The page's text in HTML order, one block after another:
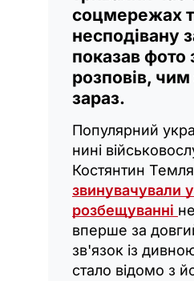
соцмережах
несподівану
показав фото
розповів,
зараз.
Популярний
нині
Костянтин
звинувачували
розбещуванні
вперше за
зв'язок із
стало відомо з